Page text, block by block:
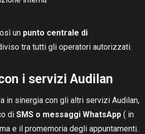
un punto centrale di
tra tutti gli operatori autorizzati.
i servizi Audilan
in sinergia con gli altri servizi Audilan,
di SMS o messaggi WhatsApp( in
e il promemoria degli appuntamenti.